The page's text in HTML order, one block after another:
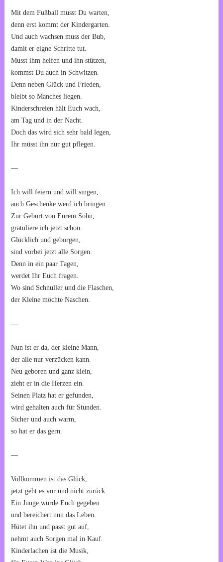
Mit dem Fußball musst Du warten,
denn erst kommt der Kindergarten.
Und auch wachsen muss der Bub,
damit er eigne Schritte tut.
Musst ihm helfen und ihn stützen,
kommst Du auch in Schwitzen.
Denn neben Glück und Frieden,
bleibt so Manches liegen.
Kinderschreien hält Euch wach,
am Tag und in der Nacht.
Doch das wird sich sehr bald legen,
Ihr müsst ihn nur gut pflegen.
—
Ich will feiern und will singen,
auch Geschenke werd ich bringen.
Zur Geburt von Eurem Sohn,
gratuliere ich jetzt schon.
Glücklich und geborgen,
sind vorbei jetzt alle Sorgen.
Denn in ein paar Tagen,
werdet Ihr Euch fragen.
Wo sind Schnuller und die Flaschen,
der Kleine möchte Naschen.
—
Nun ist er da, der kleine Mann,
der alle nur verzücken kann.
Neu geboren und ganz klein,
zieht er in die Herzen ein.
Seinen Platz hat er gefunden,
wird gehalten auch für Stunden.
Sicher und auch warm,
so hat er das gern.
—
Vollkommen ist das Glück,
jetzt geht es vor und nicht zurück.
Ein Junge wurde Euch gegeben
und bereichert nun das Leben.
Hütet ihn und passt gut auf,
nehmt auch Sorgen mal in Kauf.
Kinderlachen ist die Musik,